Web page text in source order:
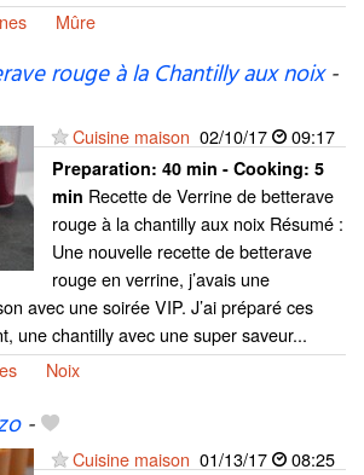
Mûre
rouge à la Chantilly aux noix-
Cuisine maison 02/10/17 09:17
Preparation: 40 min - Cooking: 5
min Recette de Verrine de betterave
rouge à la chantilly aux noix Résumé :
Une nouvelle recette de betterave
rouge en verrine, j’avais une
avec une soirée VIP. J’ai préparé ces
une chantilly avec une super saveur...
Noix
-
Cuisine maison 01/13/17
08:25